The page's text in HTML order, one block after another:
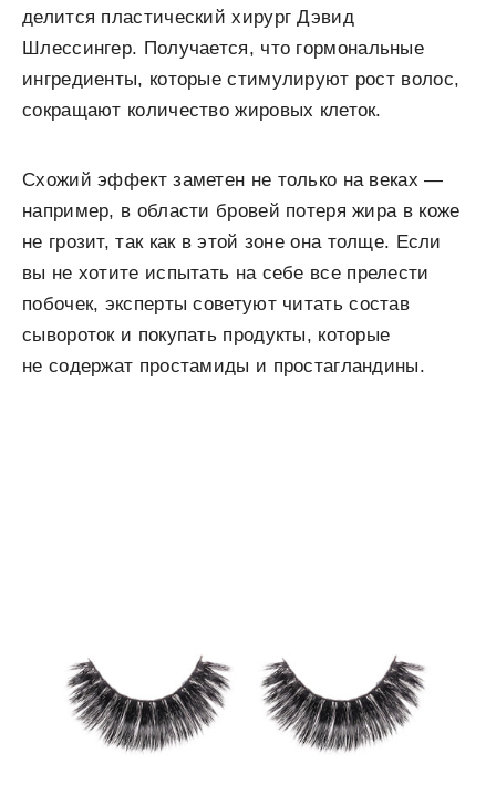
делится пластический хирург Дэвид
Шлессингер. Получается, что гормональные
ингредиенты, которые стимулируют рост волос,
сокращают количество жировых клеток.
Схожий эффект заметен не только на веках —
например, в области бровей потеря жира в коже
не грозит, так как в этой зоне она толще. Если
вы не хотите испытать на себе все прелести
побочек, эксперты советуют читать состав
сывороток и покупать продукты, которые
не содержат простамиды и простагландины.